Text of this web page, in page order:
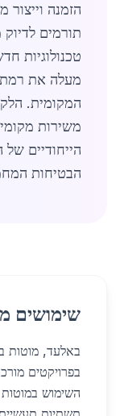
הזמנה וייצור
תורמים
מעלה את רמת
המקומית.
משירות
הייחודיים
הבטיחות
שימושים
באלעד, מוטות
בפרויקטים
השימוש במוטות